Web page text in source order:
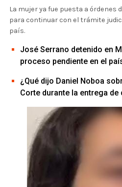
La mujer ya fue puesta a órdenes
para continuar con el trámite
país.
José Serrano detenido en
proceso pendiente en el
¿Qué dijo Daniel Noboa
Corte durante la entrega de